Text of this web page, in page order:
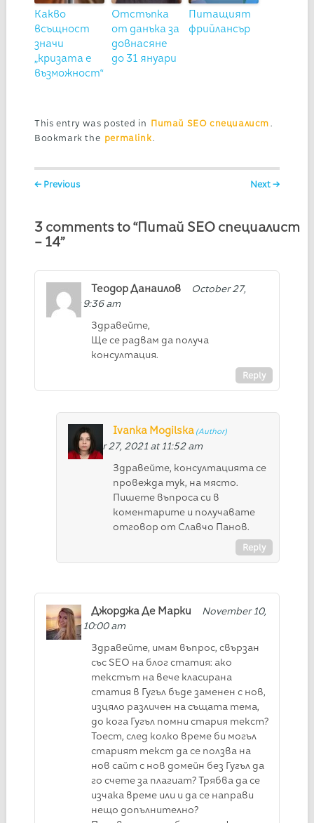
Какво
всъщност
значи
„кризата е
възможност“
Отстъпка
от данъка за
довнасяне
до 31 януари
Питащият
фрийлансър
This entry was posted in Питай SEO специалист .
Bookmark the permalink .
Post navigation
← Previous Next →
3 comments to “Питай SEO специалист
– 14”
Теодор Данаилов
October 27,
2021 at 9:36 am
Здравейте,
Ще се радвам да получа
консултация.
Reply
Ivanka Mogilska
October 27, 2021 at 11:52 am
Здравейте, консултацията се
провежда тук, на място.
Пишете въпроса си в
коментарите и получавате
отговор от Славчо Панов.
Reply
Джорджа Де Марки
November 10,
2021 at 10:00 am
Здравейте, имам въпрос, свързан
със SEO на блог статия: ако
текстът на вече класирана
статия в Гугъл бъде заменен с нов,
изцяло различен на същата тема,
до кога Гугъл помни стария текст?
Тоест, след колко време би могъл
старият текст да се ползва на
нов сайт с нов домейн без Гугъл да
го счете за плагиат? Трябва да се
изчака време или и да се направи
нещо допълнително?